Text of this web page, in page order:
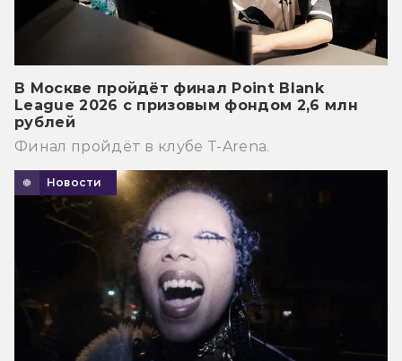
В Москве пройдёт финал Point Blank
League 2026 с призовым фондом 2,6 млн
рублей
Финал пройдёт в клубе T-Arena.
Новости